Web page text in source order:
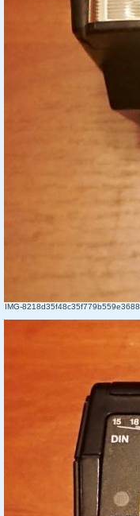
IMG-